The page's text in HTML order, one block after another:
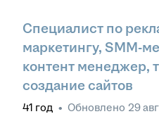
Специалист по
маркетингу, SMM-
контент менеджер,
создание сайтов
41 год • Обновлено 29